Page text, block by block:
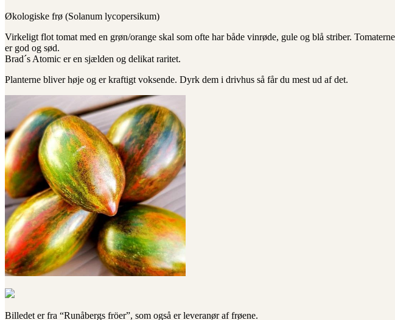
Økologiske frø (Solanum lycopersikum)
Virkeligt flot tomat med en grøn/orange skal som ofte har både vinrøde, gule og blå striber.
er god og sød.
Brad´s Atomic er en sjælden og delikat raritet.
Planterne bliver høje og er kraftigt voksende. Dyrk dem i drivhus så får du mest ud af det.
Billedet er fra “Runåbergs fröer”, som også er leveranør af frøene.